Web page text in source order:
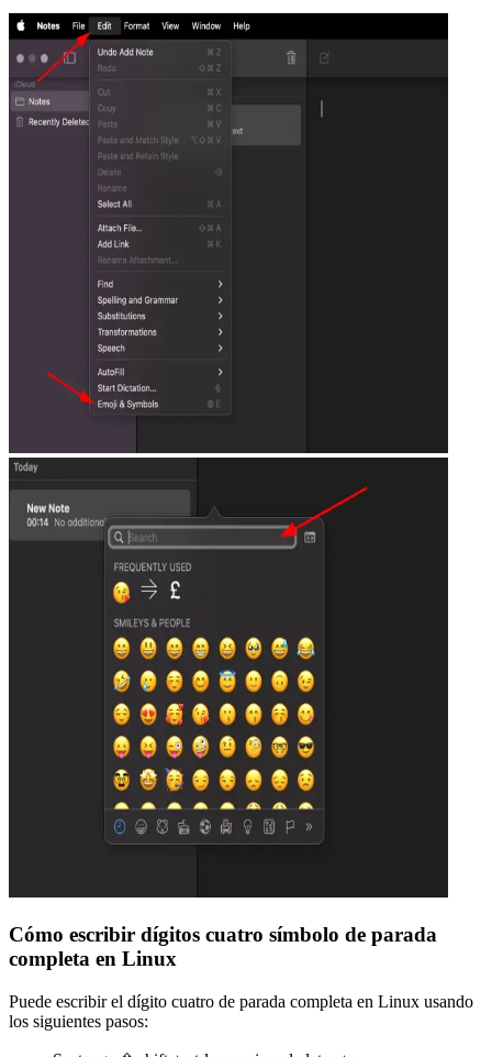
Cómo escribir dígitos cuatro símbolo de parada
completa en Linux
Puede escribir el dígito cuatro de parada completa en Linux usando
los siguientes pasos: